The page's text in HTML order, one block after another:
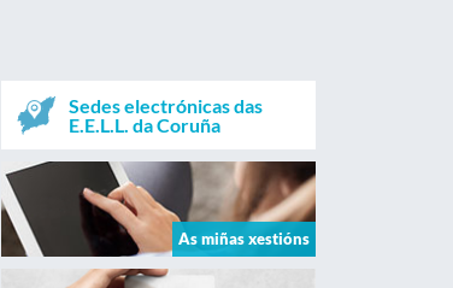
Sedes electrónicas das
E.E.L.L. da Coruña
As miñas xestións